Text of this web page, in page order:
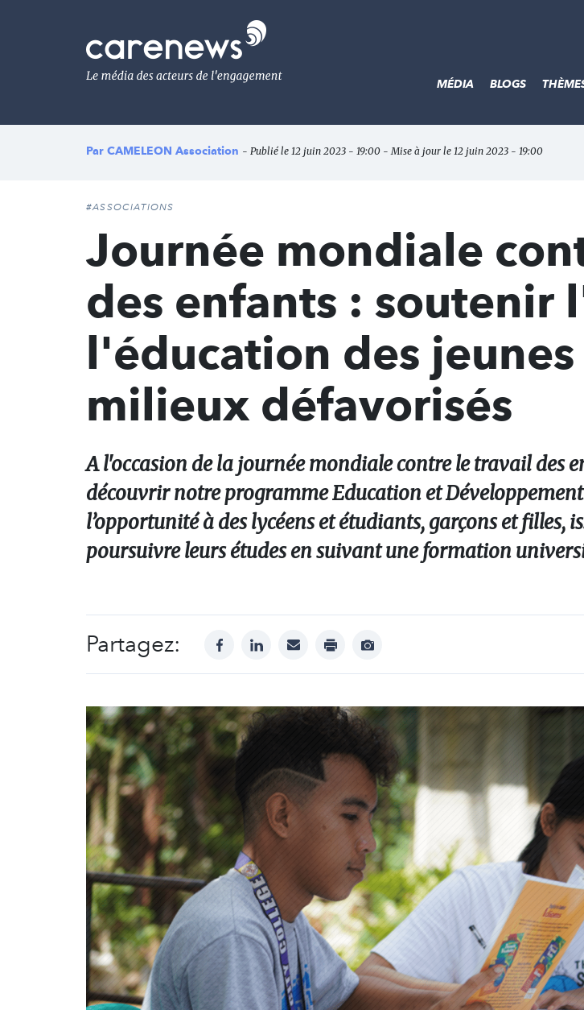
Le
média
de
l'engagement
MÉDIA BLOGS
Par CAMELEON Association - Publié le 12 juin 2023 - 19:00 - Mise à jour le 12 juin 2023 - 19:00
#ASSOCIATIONS
Journée mondiale
des enfants : soutenir
l'éducation des jeunes
milieux défavorisés
A l'occasion de la journée mondiale contre le travail des
découvrir notre programme Education et
l’opportunité à des lycéens et étudiants, garçons et filles,
poursuivre leurs études en suivant une formation
Partagez: facebooklinkedinmail print
Afficher